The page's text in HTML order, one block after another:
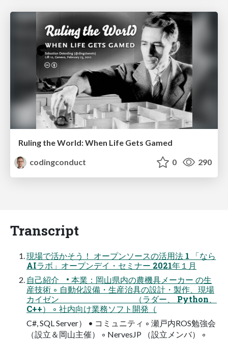
Ruling the World: When Life Gets Gamed
codingconduct
0 290
Transcript
現場で活かそう！ オープンソースの活用法 1 「なら
AIラボ」オープンデイ・セミナー 2021年１月
自己紹介 • 本業：岡山県内の農機具メーカー の生
産技術 ◦ 自動化設備・生産治具の設計・製作、現場
カイゼン （ラダー、 Python、
C++） ◦ 社内向け業務ソフト開発（
C#, SQL Server） • コミュニティ ◦ 瀬戸内ROS勉強会
（設立＆岡山主催） ◦ NervesJP （設立メンバ） ◦